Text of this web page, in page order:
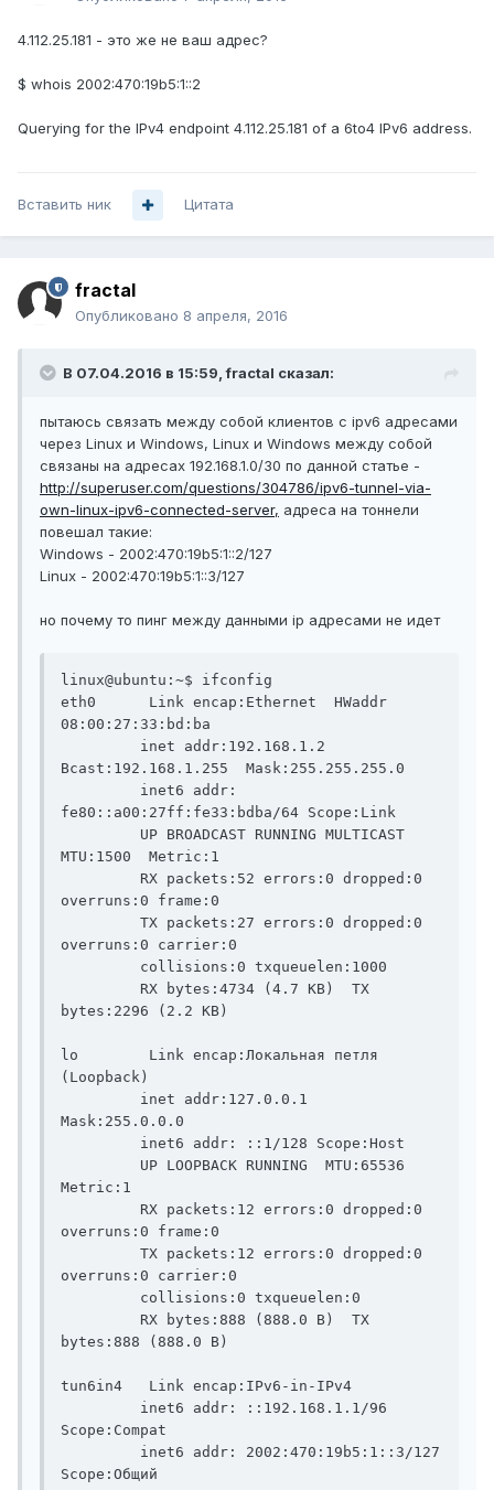
4.112.25.181 - это же не ваш адрес?
$ whois 2002:470:19b5:1::2
Querying for the IPv4 endpoint 4.112.25.181 of a 6to4 IPv6 address.
Вставить ник Цитата
fractal
Опубликовано 8 апреля, 2016
В 07.04.2016 в 15:59, fractal сказал:
пытаюсь связать между собой клиентов с ipv6 адресами
через Linux и Windows, Linux и Windows между собой
связаны на адресах 192.168.1.0/30 по данной статье -
http://superuser.com/questions/304786/ipv6-tunnel-via-
own-linux-ipv6-connected-server, адреса на тоннели
повешал такие:
Windows - 2002:470:19b5:1::2/127
Linux - 2002:470:19b5:1::3/127
но почему то пинг между данными ip адресами не идет
linux@ubuntu:~$ ifconfig
eth0      Link encap:Ethernet  HWaddr
08:00:27:33:bd:ba
Bcast:192.168.1.255  Mask:255.255.255.0
fe80::a00:27ff:fe33:bdba/64 Scope:Link
MTU:1500  Metric:1
overruns:0 frame:0
overruns:0 carrier:0
bytes:2296 (2.2 KB)
lo        Link encap:Локальная петля
(Loopback)
Mask:255.0.0.0
Metric:1
overruns:0 frame:0
overruns:0 carrier:0
bytes:888 (888.0 B)
tun6in4   Link encap:IPv6-in-IPv4
Scope:Compat
Scope:Общий